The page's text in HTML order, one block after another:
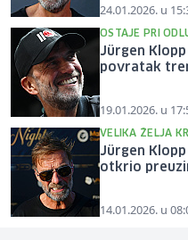
24.01.2026. u
OSTAJE PRI
Jürgen
povratak
19.01.2026. u
VELIKA ŽELJA
Jürgen
otkrio
14.01.2026. u